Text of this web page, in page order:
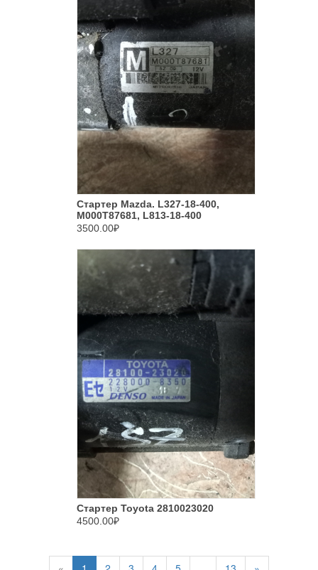
Стартер Mazda. L327-18-400,
M000T87681, L813-18-400
3500.00₽
Стартер Toyota 2810023020
4500.00₽